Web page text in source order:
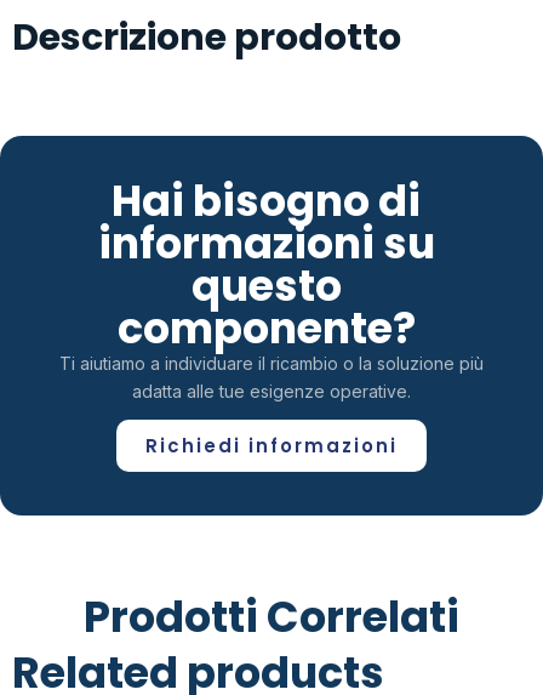
Descrizione prodotto
Hai bisogno di
informazioni su
questo
componente?
Ti aiutiamo a individuare il ricambio o la soluzione più
adatta alle tue esigenze operative.
Richiedi informazioni
Prodotti Correlati
Related products